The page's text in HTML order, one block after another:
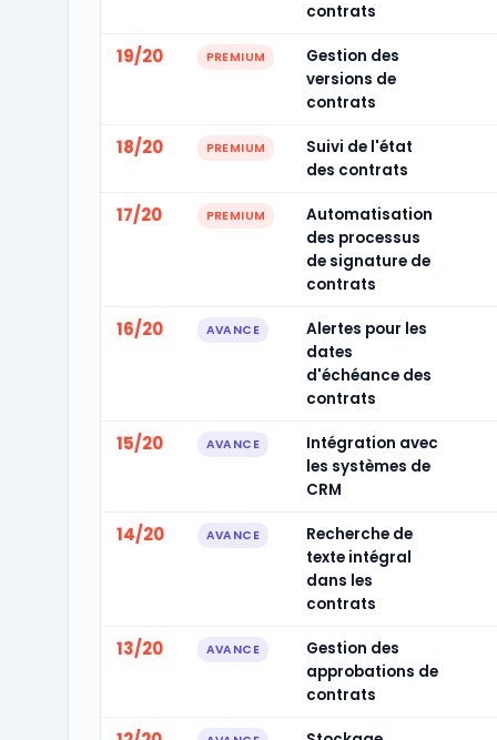
contrats
19/20 PREMIUM
Gestion des
versions de
contrats
18/20 PREMIUM
Suivi de l'état
des contrats
17/20 PREMIUM
Automatisation
des processus
de signature de
contrats
16/20 AVANCE
Alertes pour les
dates
d'échéance des
contrats
15/20 AVANCE
Intégration avec
les systèmes de
CRM
14/20 AVANCE
Recherche de
texte intégral
dans les
contrats
13/20 AVANCE
Gestion des
approbations de
contrats